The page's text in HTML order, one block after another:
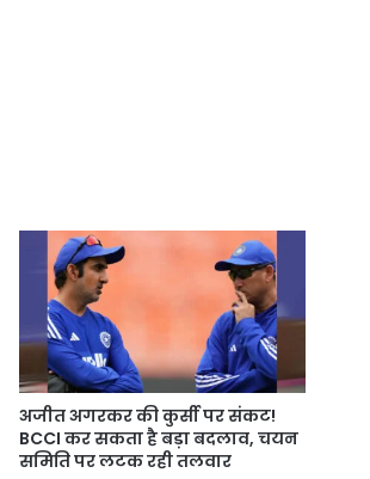
अजीत अगरकर की कुर्सी पर संकट!
BCCI कर सकता है बड़ा बदलाव, चयन
समिति पर लटक रही तलवार